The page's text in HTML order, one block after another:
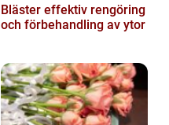
Bläster effektiv rengöring
och förbehandling av ytor